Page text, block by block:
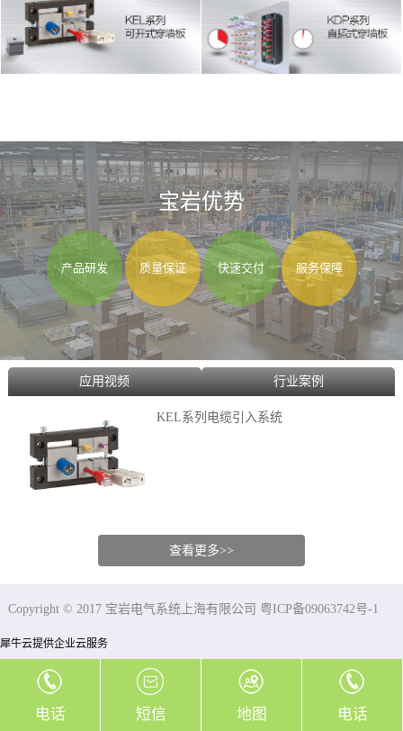
宝岩优势
产品研发 质量保证 快速交付 服务保障
应用视频 行业案例
KEL系列电缆引入系统
查看更多>>
Copyright © 2017 宝岩电气系统上海有限公司 粤ICP备09063742号-1
犀牛云提供企业云服务
电话 短信 地图 电话